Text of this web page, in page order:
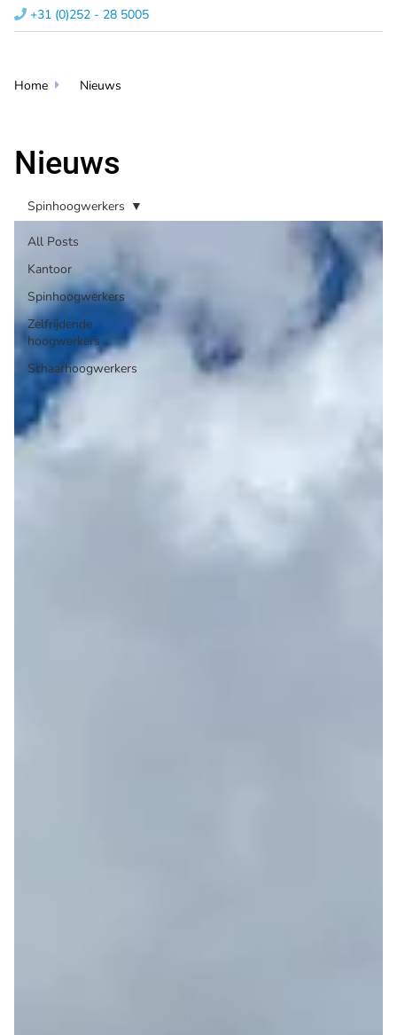
 +31 (0)252 - 28 5005​
All Posts
Kantoor
Spinhoogwerkers
Zelfrijdende
hoogwerkers
Schaarhoogwerkers
Spinhoogwerkers
Nieuws
Home  Nieuws